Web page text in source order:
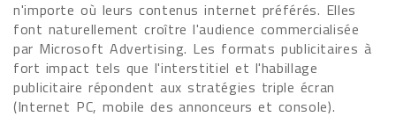
n'importe où leurs contenus internet préférés. Elles
font naturellement croître l'audience commercialisée
par Microsoft Advertising. Les formats publicitaires à
fort impact tels que l'interstitiel et l'habillage
publicitaire répondent aux stratégies triple écran
(Internet PC, mobile des annonceurs et console).